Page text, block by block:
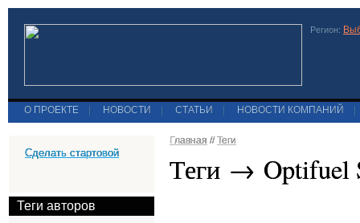
Регион:
О ПРОЕКТЕ НОВОСТИ СТАТЬИ НОВОСТИ КОМПАНИЙ
Сделать стартовой
Теги авторов
Главная // Теги
Теги → Optifuel